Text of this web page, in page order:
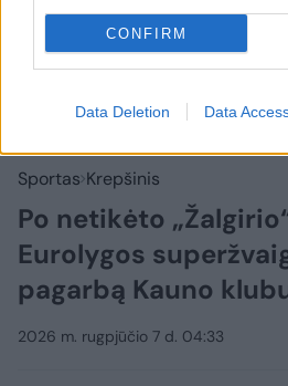
CONFIRM
Data Deletion Data
Sportas Krepšinis
Po netikėto
Eurolygos
pagarbą Kauno
2026 m. rugpjūčio 7 d. 04:33